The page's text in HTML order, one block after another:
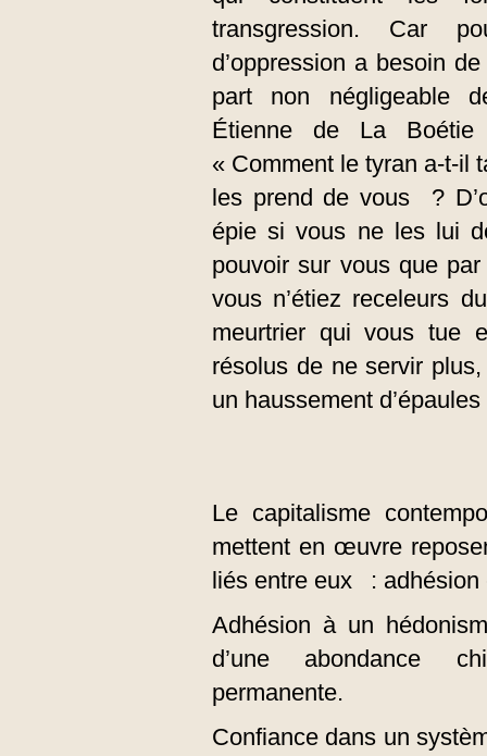
transgression. Car
d’oppression a besoin
part non négligeable
Étienne de La
« Comment le tyran a-t-il
les prend de vous ?
épie si vous ne les lui
pouvoir sur vous que
vous n’étiez receleurs
meurtrier qui vous tue
résolus de ne servir
un haussement
Le capitalisme
mettent en œuvre
liés entre eux : adhésion
Adhésion à un
d’une abondance
permanente.
Confiance dans un